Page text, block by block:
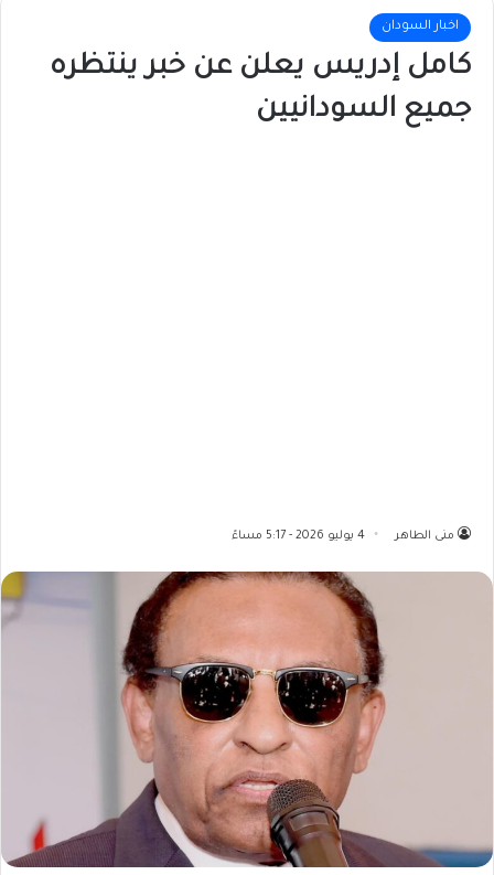
اخبار السودان
كامل إدريس يعلن عن خبر ينتظره
جميع السودانيين
منى الطاهر 4 يوليو 2026 - 5:17 مساءً